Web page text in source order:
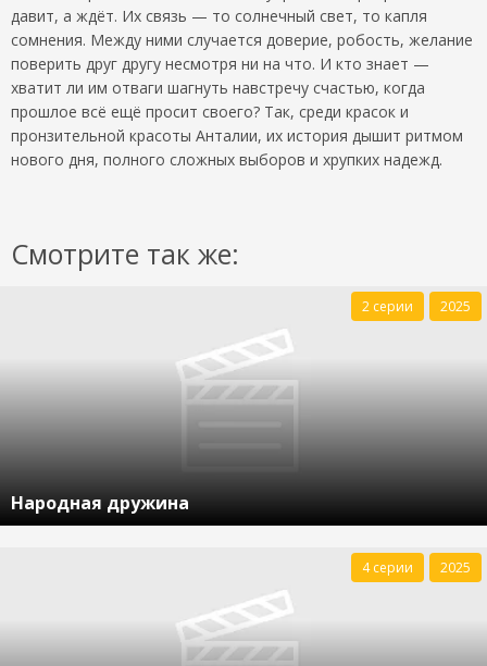
давит, а ждёт. Их связь — то солнечный свет, то капля
сомнения. Между ними случается доверие, робость, желание
поверить друг другу несмотря ни на что. И кто знает —
хватит ли им отваги шагнуть навстречу счастью, когда
прошлое всё ещё просит своего? Так, среди красок и
пронзительной красоты Анталии, их история дышит ритмом
нового дня, полного сложных выборов и хрупких надежд.
Смотрите так же:
Народная дружина
2 серии 2025
4 серии 2025